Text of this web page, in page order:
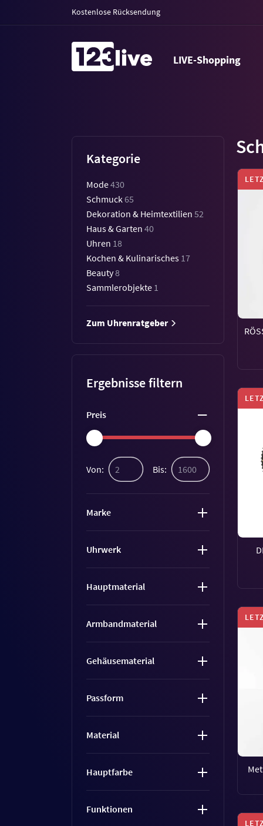
Kostenlose Rücksendung
LIVE-Shopping
Kategorie
Mode430
Schmuck65
Dekoration & Heimtextilien 52
Haus & Garten 40
Uhren 18
Kochen & Kulinarisches 17
Beauty8
Sammlerobjekte 1
Zum Uhrenratgeber
Ergebnisse filtern
Preis
Von: Bis:
Marke
Uhrwerk
Hauptmaterial
Armbandmaterial
Gehäusematerial
Passform
Material
Hauptfarbe
Funktionen